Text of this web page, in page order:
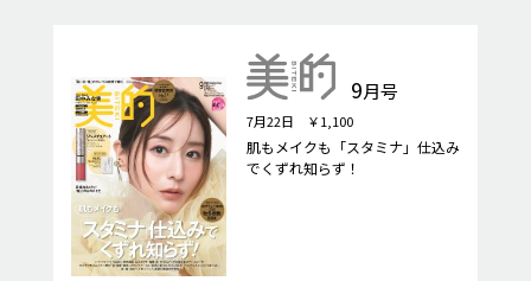
9月号
7月22日 ￥1,100
肌もメイクも「スタミナ」仕込み
でくずれ知らず！